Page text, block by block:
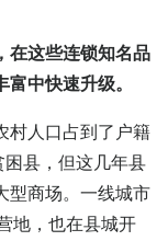
在这些连锁知名品
中快速升级。
村人口占到了户籍
县，但这几年县
型商场。一线城市
地，也在县城开